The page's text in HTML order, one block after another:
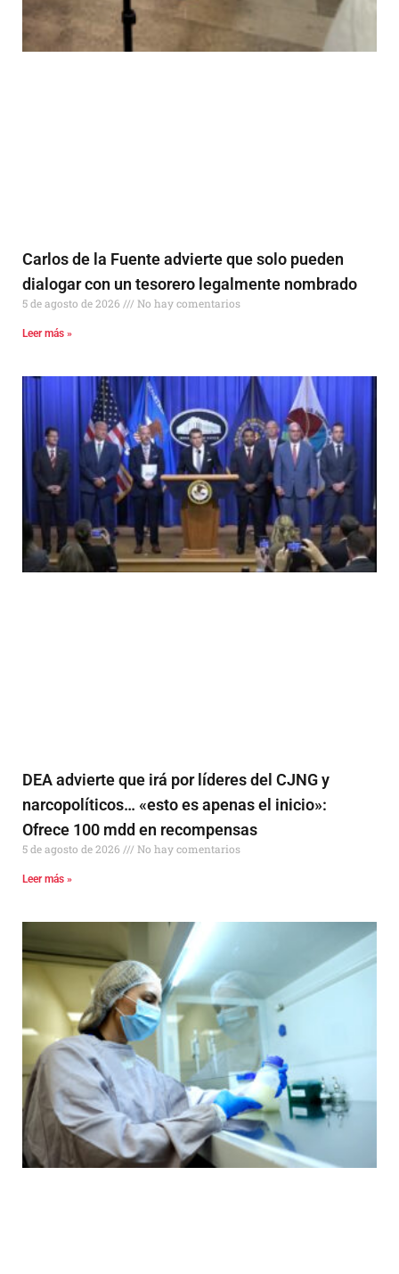
Carlos de la Fuente advierte que solo pueden
dialogar con un tesorero legalmente nombrado
5 de agosto de 2026 No hay comentarios
Leer más »
DEA advierte que irá por líderes del CJNG y
narcopolíticos… «esto es apenas el inicio»:
Ofrece 100 mdd en recompensas
5 de agosto de 2026 No hay comentarios
Leer más »